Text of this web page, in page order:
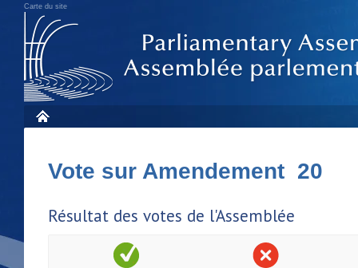
Carte du site
Vote sur Amendement 20
Résultat des votes de l'Assemblée